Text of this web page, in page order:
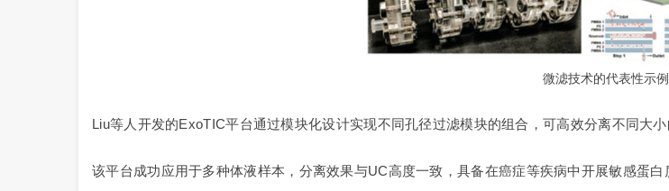
微滤技术的代表性示例
Liu等人开发的ExoTIC平台通过模块化设计实现不同孔径过滤模块的组合，可高效分离不同大
该平台成功应用于多种体液样本，分离效果与UC高度一致，具备在癌症等疾病中开展敏感蛋